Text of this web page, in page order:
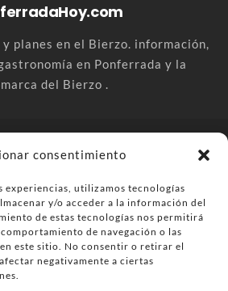
consentimiento
experiencias, utilizamos tecnologías
y/o acceder a la información del
de estas tecnologías nos permitirá
de navegación o las
este sitio. No consentir o retirar el
negativamente a ciertas
planes en el Bierzo. información,
en Ponferrada y la
del Bierzo .
comarca del Bierzo
información sobre las cookies
Contacta Política de privacidad